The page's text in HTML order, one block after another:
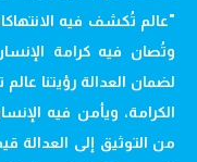
"عالم تُكشف فيه
وتُصان فيه كرامة
لضمان العدالة رؤيتنا
الكرامة، ويأمن فيه